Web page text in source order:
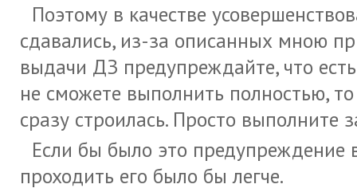
Поэтому в качестве
сдавались, из-за описанных мною
выдачи ДЗ предупреждайте, что
не сможете выполнить полностью,
сразу строилась. Просто выполните
Если бы было это предупреждение
проходить его было бы легче.